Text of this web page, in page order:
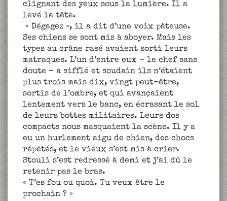
clignant des yeux sous la lumière. Il a
levé la tête.
« Dégagez », il a dit d’une voix pâteuse.
Ses chiens se sont mis à aboyer. Mais les
types au crâne rasé avaient sorti leurs
matraques. L’un d’entre eux – le chef sans
doute – a sifflé et soudain ils n’étaient
plus trois mais dix, vingt peut-être,
sortis de l’ombre, et qui avançaient
lentement vers le banc, en écrasant le sol
de leurs bottes militaires. Leurs dos
compacts nous masquaient la scène. Il y a
eu un hurlement aigu de chien, des chocs
répétés, et le vieux s’est mis à crier.
Stouli s’est redressé à demi et j’ai dû le
retenir pas le bras.
« T’es fou ou quoi. Tu veux être le
prochain ? »